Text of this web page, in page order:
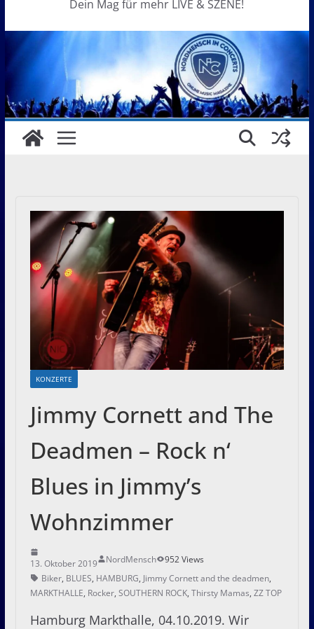
Dein Mag für mehr LIVE & SZENE!
KONZERTE
Jimmy Cornett and The
Deadmen – Rock n‘
Blues in Jimmy’s
Wohnzimmer
13. Oktober 2019 NordMensch
952 Views
Biker, BLUES, HAMBURG, Jimmy Cornett and the deadmen,
MARKTHALLE, Rocker, SOUTHERN ROCK, Thirsty Mamas, ZZ TOP
Hamburg Markthalle, 04.10.2019. Wir